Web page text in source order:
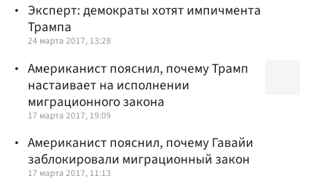
Эксперт: демократы хотят импичмента
Трампа
24 марта 2017, 13:28
Американист пояснил, почему Трамп
настаивает на исполнении
миграционного закона
17 марта 2017, 19:09
Американист пояснил, почему Гавайи
заблокировали миграционный закон
17 марта 2017, 11:13